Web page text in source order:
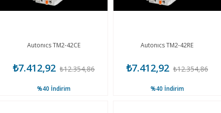
Autonıcs TM2-42CE
₺7.412,92 ₺12.354,86
%40 İndirim
Autonıcs TM2-42RE
₺7.412,92 ₺12.354,86
%40 İndirim